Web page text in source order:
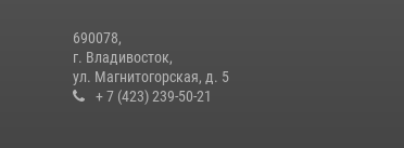
690078,
г. Владивосток,
ул. Магнитогорская, д. 5
+ 7 (423) 239-50-21